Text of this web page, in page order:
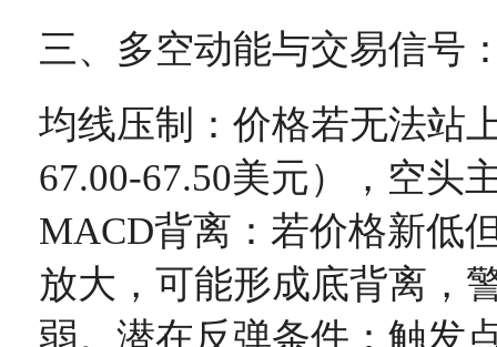
三、多空动能与交易信号
均线压制：价格若无法站
67.00-67.50美元），空头
MACD背离：若价格新低
放大，可能形成底背离，
弱。潜在反弹条件：触发